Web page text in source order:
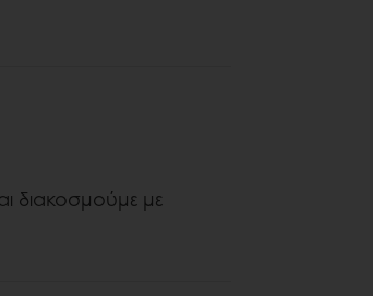
διακοσμούμε με